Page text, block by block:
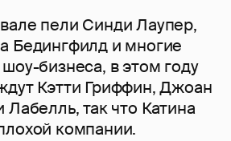
пели Синди Лаупер,
Бедингфилд и многие
бизнеса, в этом году
Кэтти Гриффин, Джоан
Лабелль, так что Катина
компании.